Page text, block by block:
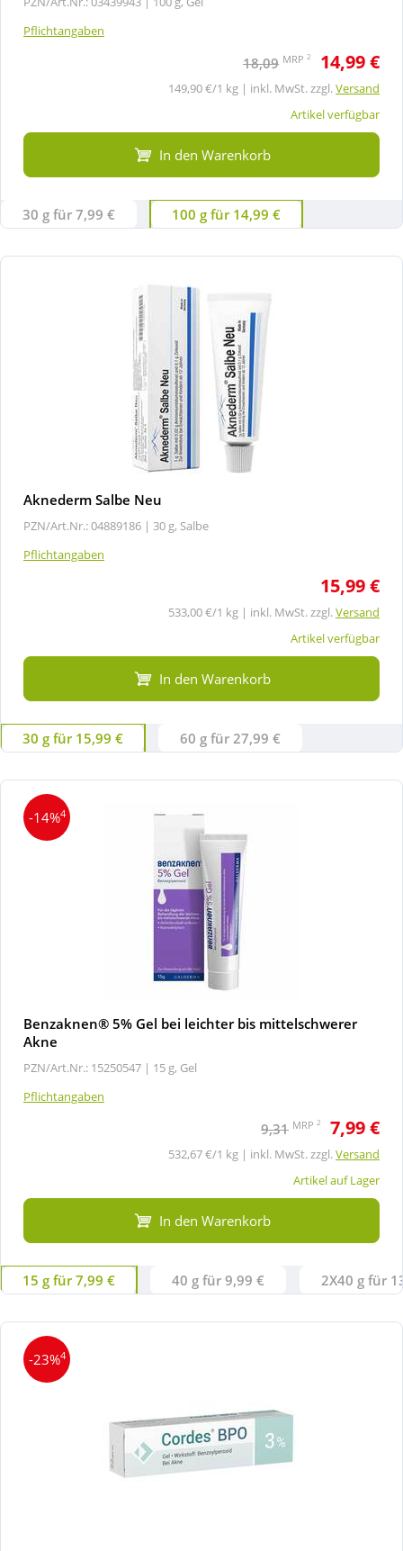
Pflichtangaben
18,09 MRP 2 14,99 €
149,90 €/1 kg | inkl. MwSt. zzgl.Versand
Artikel verfügbar
In den Warenkorb
30 g für 7,99 € 100 g für 14,99 €
Aknederm Salbe Neu
PZN/Art.Nr.: 04889186 | 30 g, Salbe
Pflichtangaben
15,99 €
533,00 €/1 kg | inkl. MwSt. zzgl.Versand
Artikel verfügbar
In den Warenkorb
30 g für 15,99 € 60 g für 27,99 €
-14%4
Benzaknen® 5% Gel bei leichter bis mittelschwerer
Akne
PZN/Art.Nr.: 15250547 | 15 g, Gel
Pflichtangaben
9,31 MRP 2 7,99 €
532,67 €/1 kg | inkl. MwSt. zzgl.Versand
Artikel auf Lager
In den Warenkorb
15 g für 7,99 € 40 g für 9,99 € 2X40 g für
-23%4